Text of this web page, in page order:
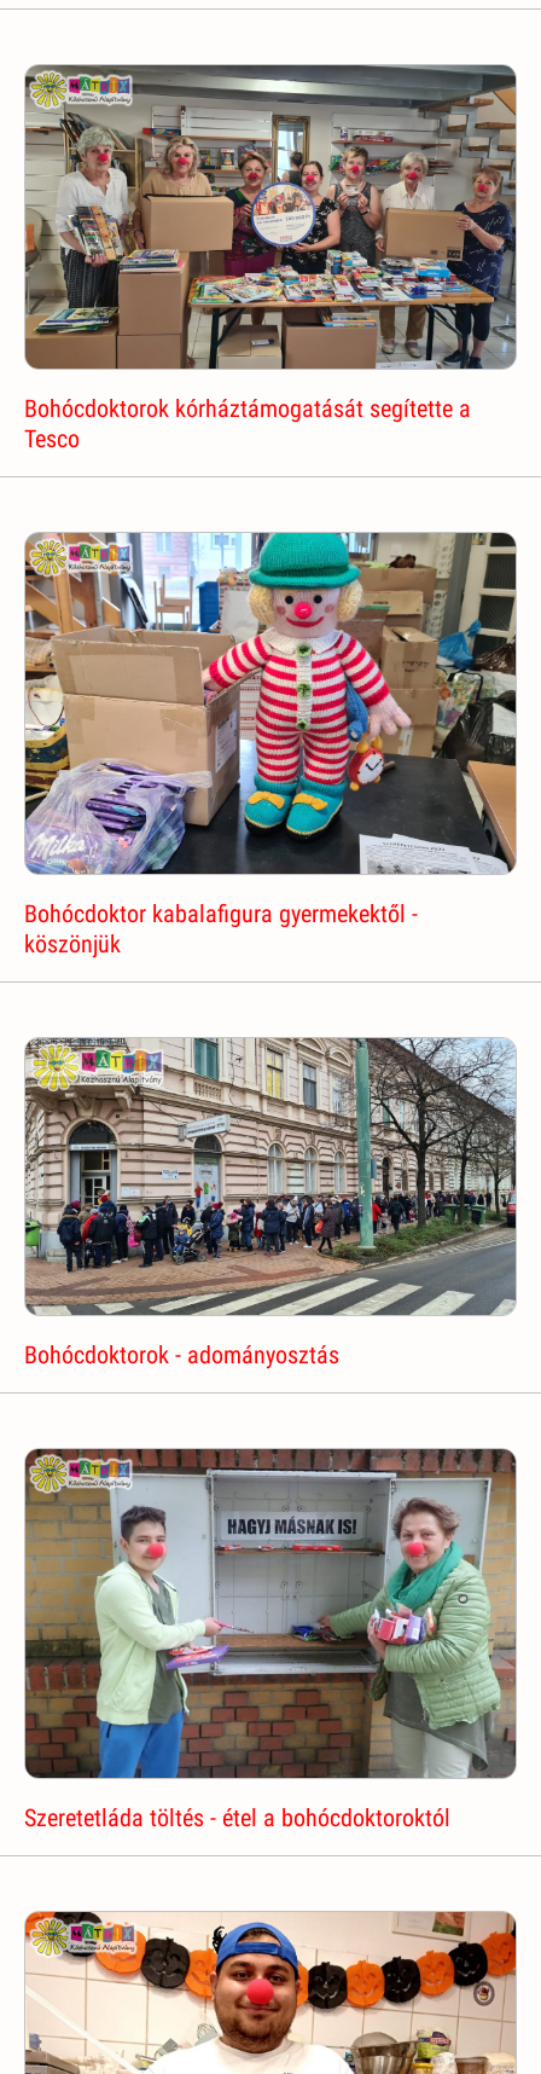
Bohócdoktorok kórháztámogatását segítette a
Tesco
Bohócdoktor kabalafigura gyermekektől -
köszönjük
Bohócdoktorok - adományosztás
Szeretetláda töltés - étel a bohócdoktoroktól